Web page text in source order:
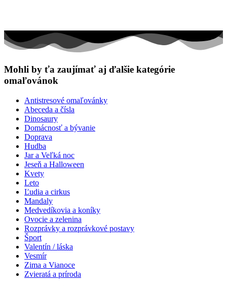
Mohli by ťa zaujímať aj ďalšie kategórie
omaľovánok
Antistresové omaľovánky
Abeceda a čísla
Dinosaury
Domácnosť a bývanie
Doprava
Hudba
Jar a Veľká noc
Jeseň a Halloween
Kvety
Leto
Ľudia a cirkus
Mandaly
Medvedíkovia a koníky
Ovocie a zelenina
Rozprávky a rozprávkové postavy
Šport
Valentín / láska
Vesmír
Zima a Vianoce
Zvieratá a príroda